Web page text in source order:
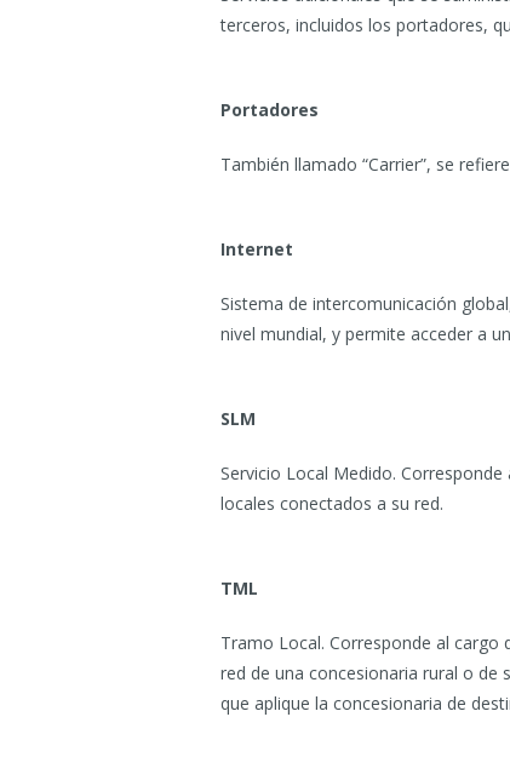
terceros, incluidos los portadores,
Portadores
También llamado “Carrier”, se
Internet
Sistema de intercomunicación
nivel mundial, y permite acceder a
SLM
Servicio Local Medido.
locales conectados a su red.
TML
Tramo Local. Corresponde al cargo
red de una concesionaria rural o de
que aplique la concesionaria de